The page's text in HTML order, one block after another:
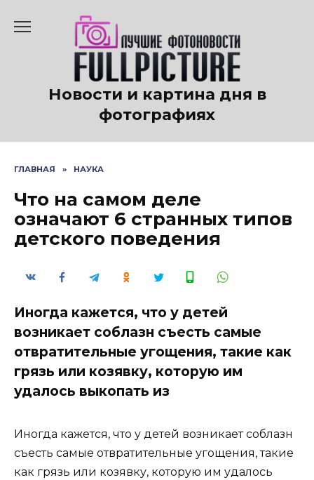
содержанию
Новости и картина дня в
фотографиях
ГЛАВНАЯ » НАУКА
Что на самом деле
означают 6 странных типов
детского поведения
Иногда кажется, что у детей
возникает соблазн съесть самые
отвратительные угощения, такие как
грязь или козявку, которую им
удалось выкопать из
Иногда кажется, что у детей возникает соблазн
съесть самые отвратительные угощения, такие
как грязь или козявку, которую им удалось